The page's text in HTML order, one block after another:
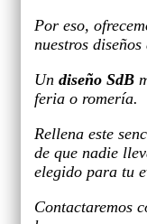
Por eso,
nuestros
Un diseño SdB
feria o romería.
Rellena este
de que nadie
elegido para tu
Contactaremos